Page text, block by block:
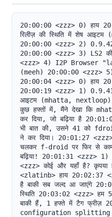
20:00:00 <zzz> 0) हाय
रिलीज़ की स्थिति में शेष
20:00:00 <zzz> 2) 0.9.42
20:00:00 <zzz> 3) LS2
<zzz> 4) I2P Browser
(meeh) 20:00:00 <zzz>
20:00:04 <zzz> 0) हाय
20:00:19 <zzz> 1) 0.9.41
आइटम (mhatta, nextloop)
कुछ हफ्तों में, मैंने देखा कि
कर दिया, जो बढ़िया है
भी बात की, उसने 41 को
ने कर दिया। 20:01:27
चलकर f-droid पर फिर से काम
बढ़िया! 20:01:31 <zzz>
<zzz> कोई और यहाँ है?
<zlatinb> हाय 20:02:37
है बाकी सब जल्द आ जाएंगे
स्थिति 20:03:02 <zzz>
बाकी हैं, 1 हफ्ते में टैग फ्रीज़
configuration splitting